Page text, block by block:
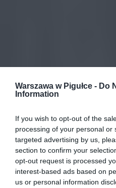
Warszawa w Pigułce - Do
Information
If you wish to opt-out of the
processing of your personal or
targeted advertising by us,
section to confirm your
opt-out request is processed
interest-based ads based on
us or personal information